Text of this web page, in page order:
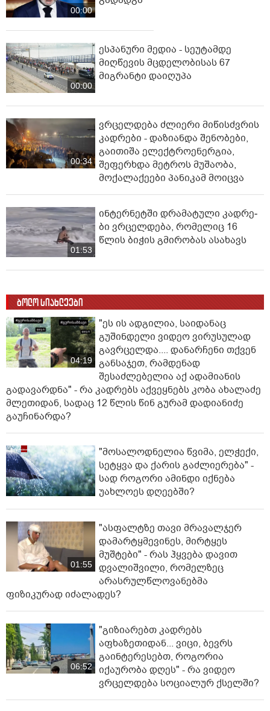
00:00
00:00
ესპანური მედია - სეუტამდე
მიღწევის მცდელობისას 67
მიგრანტი დაიღუპა
00:34
ვრცელდება ძლიერი მიწისძვრის
კადრები - დაზიანდა შენობები,
გაითიშა ელექტროენერგია,
შეფერხდა მეტროს მუშაობა,
მოქალაქეები პანიკამ მოიცვა
01:53
ინ­ტერ­ნეტ­ში დრა­მა­ტუ­ლი კად­რე­
ბი ვრცელდება, რომელიც 16
წლის ბიჭის გმირობას ასახავს
ბოლო სიახლეები
04:19
"ეს ის ადგილია, საიდანაც
გუშინდელი ვიდეო ვირუსულად
გავრცელდა.... დანარჩენი თქვენ
განსაჯეთ, რამდენად
შესაძლებელია აქ ადამიანის
გადავარდნა" - რა კადრებს აქვეყნებს კობა ახალაძე
მლეთიდან, სადაც 12 წლის წინ გურამ დადიანიძე
გაუჩინარდა?
"მოსალოდნელია წვიმა, ელჭექი,
სეტყვა და ქარის გაძლიერება" -
სად როგორი ამინდი იქნება
უახლოეს დღეებში?
01:55
"ასფალტზე თავი მრავალჯერ
დამარტყმევინეს, მირტყეს
მუშტები" - რას ჰყვება დავით
დვალიშვილი, რომელზეც
არასრულწლოვანებმა
ფიზიკურად იძალადეს?
06:52
"გიზიარებთ კადრებს
აფხაზეთიდან... ვიცი, ბევრს
გაინტერესებთ, როგორია
იქაურობა დღეს" - რა ვიდეო
ვრცელდება სოციალურ ქსელში?